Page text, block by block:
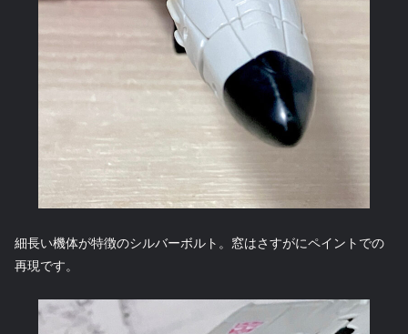
細長い機体が特徴のシルバーボルト。窓はさすがにペイントでの
再現です。